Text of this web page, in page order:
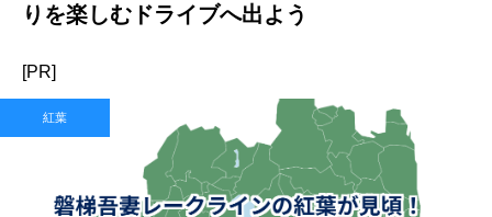
りを楽しむドライブへ出よう
[PR]
紅葉